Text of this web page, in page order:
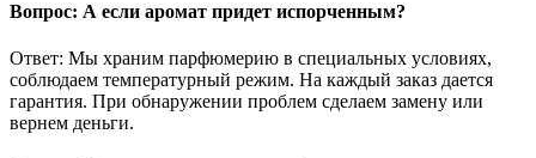
Вопрос: А если аромат придет испорченным?
Ответ: Мы храним парфюмерию в специальных условиях,
соблюдаем температурный режим. На каждый заказ дается
гарантия. При обнаружении проблем сделаем замену или
вернем деньги.